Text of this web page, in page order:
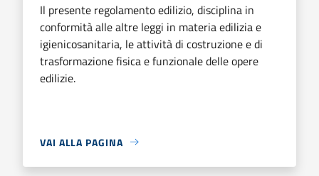
Il presente regolamento edilizio, disciplina in
conformità alle altre leggi in materia edilizia e
igienicosanitaria, le attività di costruzione e di
trasformazione fisica e funzionale delle opere
edilizie.
VAI ALLA PAGINA